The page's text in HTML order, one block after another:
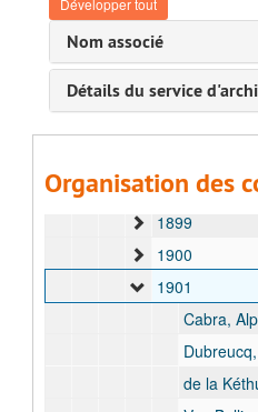
Développer tout
Nom associé
Détails du service
Organisation des
H. Coördination
I. Coordination Gestion
1898
1899
1900
1901
Cabra,
Dubreucq,
de la Kéthulle de